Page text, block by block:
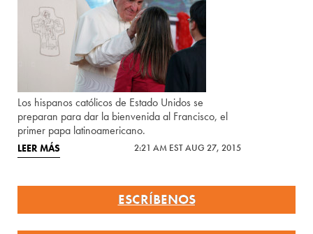
Los hispanos católicos de Estado Unidos se
preparan para dar la bienvenida al Francisco, el
primer papa latinoamericano.
LEER MÁS 2:21 AM EST AUG 27, 2015
ESCRÍBENOS